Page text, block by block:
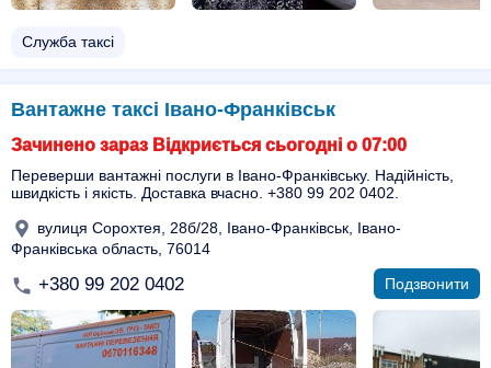
Служба таксі
Вантажне таксі Івано-Франківськ
Зачинено зараз Відкриється сьогодні о 07:00
Переверши вантажні послуги в Івано-Франківську. Надійність,
швидкість і якість. Доставка вчасно. +380 99 202 0402.
вулиця Сорохтея, 28б/28, Івано-Франківськ, Івано-
Франківська область, 76014
+380 99 202 0402 Подзвонити